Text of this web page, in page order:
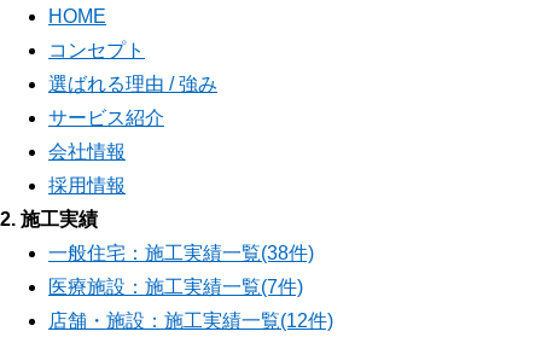
HOME
コンセプト
選ばれる理由 / 強み
サービス紹介
会社情報
採用情報
2. 施工実績
一般住宅：施工実績一覧(38件)
医療施設：施工実績一覧(7件)
店舗・施設：施工実績一覧(12件)